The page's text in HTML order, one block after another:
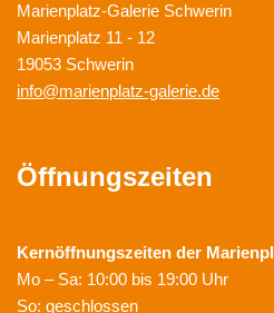
Marienplatz-Galerie Schwerin
Marienplatz 11 - 12
19053 Schwerin
info@marienplatz-galerie.de
Öffnungszeiten
Kernöffnungszeiten der
Mo – Sa: 10:00 bis 19:00 Uhr
So: geschlossen